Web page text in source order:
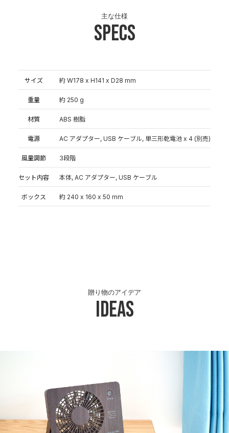
Specs
主な仕様
サイズ 約 W178 x H141 x D28 mm
重量 約 250 g
材質 ABS 樹脂
電源 AC アダプター, USB ケーブル, 単三形乾電池 x 4 (別売)
風量調節 3段階
セット内容 本体, AC アダプター, USB ケーブル
ボックス 約 240 x 160 x 50 mm
Ideas
贈り物のアイデア